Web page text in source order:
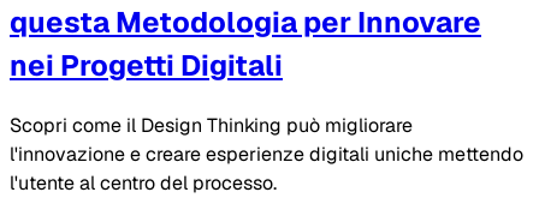
questa Metodologia per Innovare
nei Progetti Digitali
Scopri come il Design Thinking può migliorare
l'innovazione e creare esperienze digitali uniche mettendo
l'utente al centro del processo.